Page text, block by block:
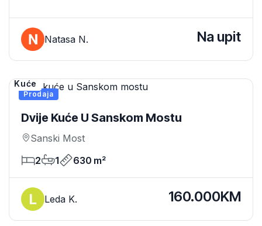
Natasa N. Na upit
Prodaja
Kuće
Dvije Kuće U Sanskom Mostu
Sanski Most
2
1 630 m²
Leda K. 160.000KM